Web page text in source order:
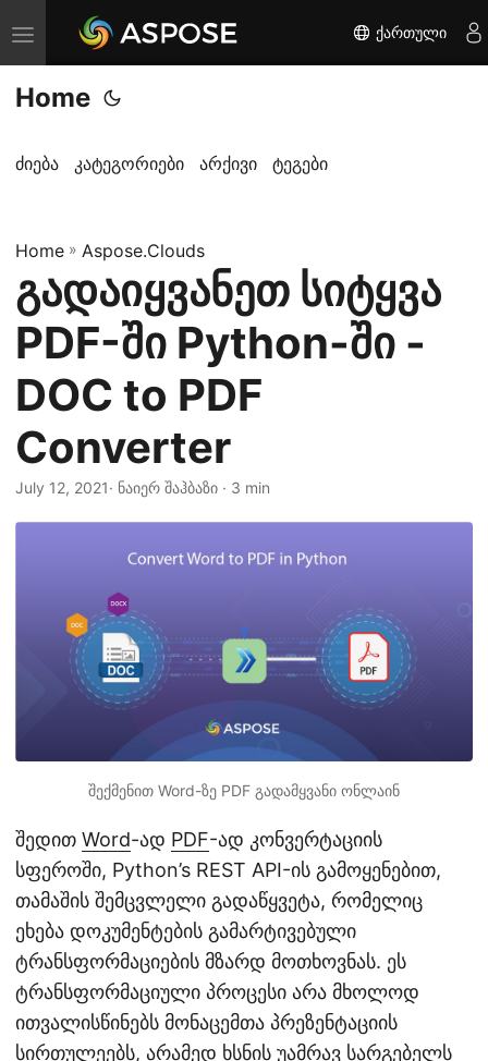
T
o
g
l
a
v
i
g
t
i
o
n
ქართული
Home
ძიება კატეგორიები არქივი ტეგები
Home » Aspose.Clouds
გადაიყვანეთ სიტყვა
PDF-ში Python-ში -
DOC to PDF
Converter
July 12, 2021· ნაიერ შაჰბაზი · 3 min
შექმენით Word-ზე PDF გადამყვანი ონლაინ
შედით Word-ად PDF-ად კონვერტაციის
სფეროში, Python’s REST API-ის გამოყენებით,
თამაშის შემცვლელი გადაწყვეტა, რომელიც
ეხება დოკუმენტების გამარტივებული
ტრანსფორმაციების მზარდ მოთხოვნას. ეს
ტრანსფორმაციული პროცესი არა მხოლოდ
ითვალისწინებს მონაცემთა პრეზენტაციის
სირთულეებს, არამედ ხსნის უამრავ სარგებელს